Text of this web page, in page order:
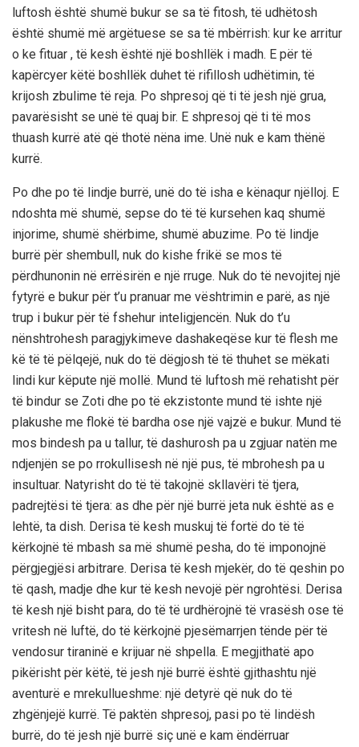
luftosh është shumë bukur se sa të fitosh, të udhëtosh
është shumë më argëtuese se sa të mbërrish: kur ke arritur
o ke fituar , të kesh është një boshllëk i madh. E për të
kapërcyer këtë boshllëk duhet të rifillosh udhëtimin, të
krijosh zbulime të reja. Po shpresoj që ti të jesh një grua,
pavarësisht se unë të quaj bir. E shpresoj që ti të mos
thuash kurrë atë që thotë nëna ime. Unë nuk e kam thënë
kurrë.
Po dhe po të lindje burrë, unë do të isha e kënaqur njëlloj. E
ndoshta më shumë, sepse do të të kursehen kaq shumë
injorime, shumë shërbime, shumë abuzime. Po të lindje
burrë për shembull, nuk do kishe frikë se mos të
përdhunonin në errësirën e një rruge. Nuk do të nevojitej një
fytyrë e bukur për t’u pranuar me vështrimin e parë, as një
trup i bukur për të fshehur inteligjencën. Nuk do t’u
nënshtrohesh paragjykimeve dashakeqëse kur të flesh me
kë të të pëlqejë, nuk do të dëgjosh të të thuhet se mëkati
lindi kur këpute një mollë. Mund të luftosh më rehatisht për
të bindur se Zoti dhe po të ekzistonte mund të ishte një
plakushe me flokë të bardha ose një vajzë e bukur. Mund të
mos bindesh pa u tallur, të dashurosh pa u zgjuar natën me
ndjenjën se po rrokullisesh në një pus, të mbrohesh pa u
insultuar. Natyrisht do të të takojnë skllavëri të tjera,
padrejtësi të tjera: as dhe për një burrë jeta nuk është as e
lehtë, ta dish. Derisa të kesh muskuj të fortë do të të
kërkojnë të mbash sa më shumë pesha, do të imponojnë
përgjegjësi arbitrare. Derisa të kesh mjekër, do të qeshin po
të qash, madje dhe kur të kesh nevojë për ngrohtësi. Derisa
të kesh një bisht para, do të të urdhërojnë të vrasësh ose të
vritesh në luftë, do të kërkojnë pjesëmarrjen tënde për të
vendosur tiraninë e krijuar në shpella. E megjithatë apo
pikërisht për këtë, të jesh një burrë është gjithashtu një
aventurë e mrekullueshme: një detyrë që nuk do të
zhgënjejë kurrë. Të paktën shpresoj, pasi po të lindësh
burrë, do të jesh një burrë siç unë e kam ëndërruar